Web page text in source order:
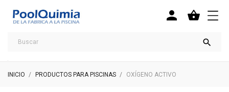



INICIO PRODUCTOS PARA PISCINAS OXÍGENO ACTIVO